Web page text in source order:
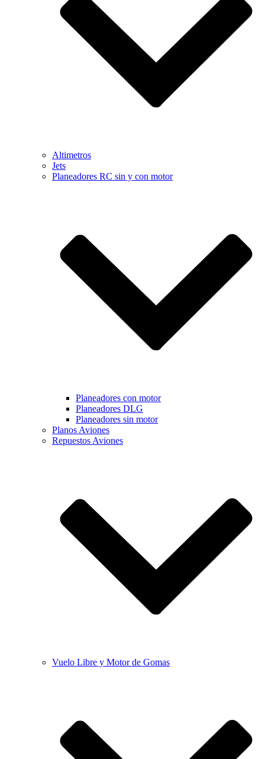
Altimetros
Jets
Planeadores RC sin y con motor
Planeadores con motor
Planeadores DLG
Planeadores sin motor
Planos Aviones
Repuestos Aviones
Vuelo Libre y Motor de Gomas